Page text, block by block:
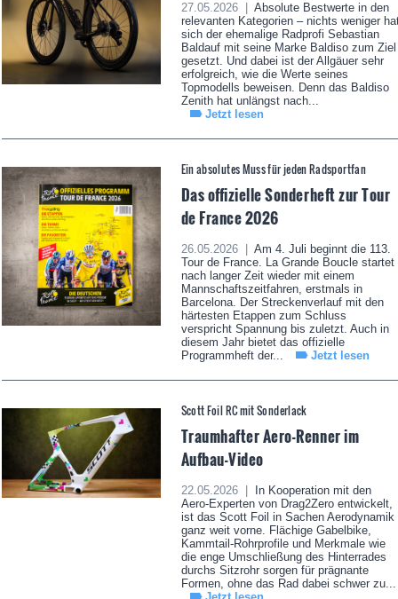
27.05.2026 |
Absolute Bestwerte in den
relevanten Kategorien – nichts weniger
sich der ehemalige Radprofi Sebastian
Baldauf mit seine Marke Baldiso zum Ziel
gesetzt. Und dabei ist der Allgäuer sehr
erfolgreich, wie die Werte seines
Topmodells beweisen. Denn das Baldiso
Zenith hat unlängst nach...
Jetzt lesen
Ein absolutes Muss für jeden Radsportfan
Das offizielle Sonderheft zur Tour
de France 2026
26.05.2026 |
Am 4. Juli beginnt die 113.
Tour de France. La Grande Boucle startet
nach langer Zeit wieder mit einem
Mannschaftszeitfahren, erstmals in
Barcelona. Der Streckenverlauf mit den
härtesten Etappen zum Schluss
verspricht Spannung bis zuletzt. Auch in
diesem Jahr bietet das offizielle
Programmheft der...
Jetzt lesen
Scott Foil RC mit Sonderlack
Traumhafter Aero-Renner im
Aufbau-Video
22.05.2026 |
In Kooperation mit den
Aero-Experten von Drag2Zero entwickelt,
ist das Scott Foil in Sachen Aerodynamik
ganz weit vorne. Flächige Gabelbike,
Kammtail-Rohrprofile und Merkmale wie
die enge Umschließung des Hinterrades
durchs Sitzrohr sorgen für prägnante
Formen, ohne das Rad dabei schwer zu...